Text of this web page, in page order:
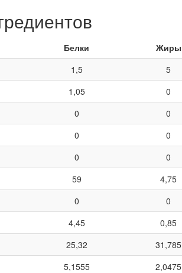
Белки Жиры
1,5 5
1,05 0
0 0
0 0
0 0
59 4,75
0 0
4,45 0,85
25,32 31,785
5,1555 2,0475